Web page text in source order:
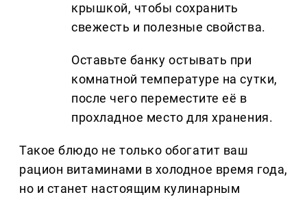
крышкой, чтобы сохранить
свежесть и полезные свойства.
Оставьте банку остывать при
комнатной температуре на сутки,
после чего переместите её в
прохладное место для хранения.
Такое блюдо не только обогатит ваш
рацион витаминами в холодное время года,
но и станет настоящим кулинарным